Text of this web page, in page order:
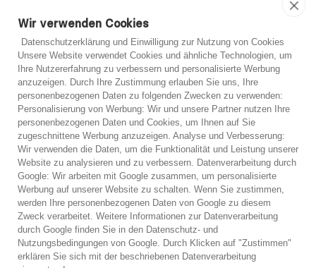
غير متأكد؟
إذا لم تكن متأكدًا، يمكنك الحصول على مشورة هاتفية مجانية
من أحد خبرائنا.
استشارة هاتفية مجانية
وقف الديون على الفور
شروط
اتصل بنا
02131 708 42 70
support@abo-hilfe.de
© 2021 abo-hilfe.de
والنصائح والحيل المتعلقة بموضوع حماية المستهلك. يمكن نقل المعلومات
إلى المستهلك ويمكن أيضًا إكمال الاستبيان عبر الهاتف. لا يقدم موقع
abo-hilfe.de أي خدمات قانونية أو مشورة قانونية. وبغض النظر عن
Wir verwenden Cookies
Datenschutzerklärung und Einwilligung zur Nutzung von Cookies
Unsere Website verwendet Cookies und ähnliche Technologien, um
Ihre Nutzererfahrung zu verbessern und personalisierte Werbung
anzuzeigen. Durch Ihre Zustimmung erlauben Sie uns, Ihre
personenbezogenen Daten zu folgenden Zwecken zu verwenden:
Personalisierung von Werbung: Wir und unsere Partner nutzen Ihre
personenbezogenen Daten und Cookies, um Ihnen auf Sie
zugeschnittene Werbung anzuzeigen. Analyse und Verbesserung:
Wir verwenden die Daten, um die Funktionalität und Leistung unserer
Website zu analysieren und zu verbessern. Datenverarbeitung durch
Google: Wir arbeiten mit Google zusammen, um personalisierte
Werbung auf unserer Website zu schalten. Wenn Sie zustimmen,
werden Ihre personenbezogenen Daten von Google zu diesem
Zweck verarbeitet. Weitere Informationen zur Datenverarbeitung
durch Google finden Sie in den Datenschutz- und
Nutzungsbedingungen von Google. Durch Klicken auf "Zustimmen"
erklären Sie sich mit der beschriebenen Datenverarbeitung